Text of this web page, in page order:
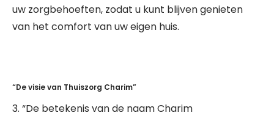
uw zorgbehoeften, zodat u kunt blijven genieten
van het comfort van uw eigen huis.
“De visie van Thuiszorg Charim”
3. “De betekenis van de naam Charim